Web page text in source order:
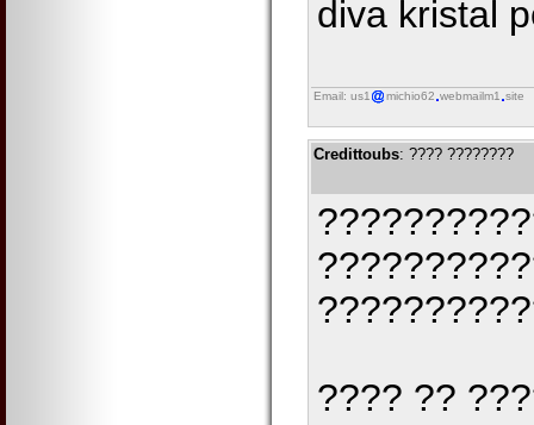
diva kristal
Email: us1 michio62 webmailm1 site
Credittoubs: ???? ????????
???? ??